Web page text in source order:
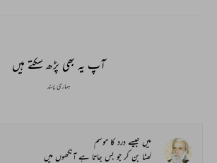
آپ یہ بھی پڑھ سکتے ہیں
ہماری پسند
میں جیسے درد کا موسم
گھٹا بن کر جو بس جاتا ہے آنکھوں میں